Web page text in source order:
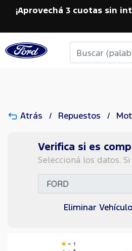
¡Aprovechá 3 cuotas sin
Atrás Repuestos
Verifica si es
Seleccioná los datos.
Eliminar Vehículo